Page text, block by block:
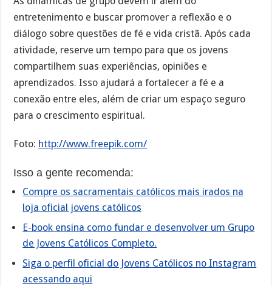
entretenimento e buscar promover a reflexão e o
diálogo sobre questões de fé e vida cristã. Após cada
atividade, reserve um tempo para que os jovens
compartilhem suas experiências, opiniões e
aprendizados. Isso ajudará a fortalecer a fé e a
conexão entre eles, além de criar um espaço seguro
para o crescimento espiritual.
Foto: http://www.freepik.com/
Isso a gente recomenda:
Compre os sacramentais católicos mais irados na
loja oficial jovens católicos
E-book ensina como fundar e desenvolver um Grupo
de Jovens Católicos Completo.
Siga o perfil oficial do Jovens Católicos no Instagram
acessando aqui